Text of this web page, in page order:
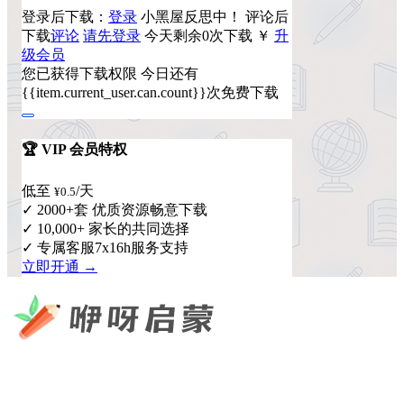
登录后下载： 登录 小黑屋反思中！ 评论后
下载评论 请先登录 今天剩余0次下载 ￥ 升
级会员
您已获得下载权限 今日还有
{{item.current_user.can.count}}次免费下载
🏆 VIP 会员特权
低至 ¥0.5/天
✓ 2000+套 优质资源畅意下载
✓ 10,000+ 家长的共同选择
✓ 专属客服7x16h服务支持
立即开通 →